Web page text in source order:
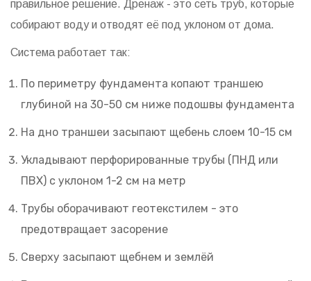
правильное решение. Дренаж - это сеть труб, которые
собирают воду и отводят её под уклоном от дома.
Система работает так:
По периметру фундамента копают траншею
глубиной на 30-50 см ниже подошвы фундамента
На дно траншеи засыпают щебень слоем 10-15 см
Укладывают перфорированные трубы (ПНД или
ПВХ) с уклоном 1-2 см на метр
Трубы оборачивают геотекстилем - это
предотвращает засорение
Сверху засыпают щебнем и землёй